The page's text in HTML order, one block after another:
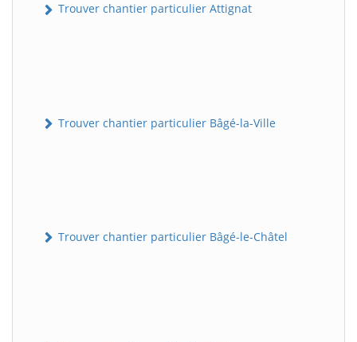
Trouver chantier particulier Attignat
Trouver chantier particulier Bâgé-la-Ville
Trouver chantier particulier Bâgé-le-Châtel